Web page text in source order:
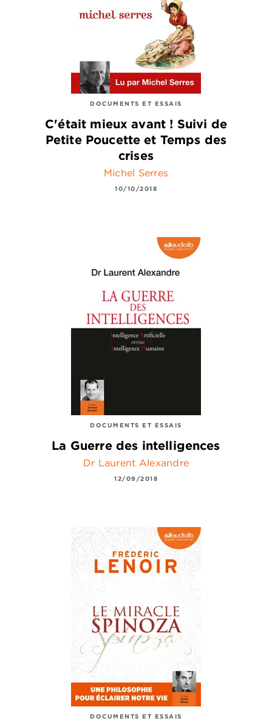
DOCUMENTS ET ESSAIS
C'était mieux avant ! Suivi de
Petite Poucette et Temps des
crises
Michel Serres
10/10/2018
DOCUMENTS ET ESSAIS
La Guerre des intelligences
Dr Laurent Alexandre
12/09/2018
DOCUMENTS ET ESSAIS